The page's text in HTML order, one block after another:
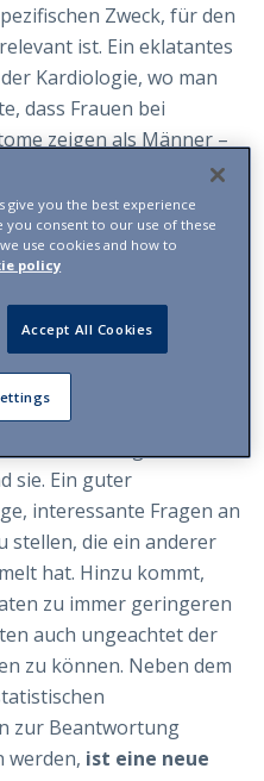
Zweck, für den
ist. Ein eklatantes
Kardiologie, wo man
dass Frauen bei
zeigen als Männer –
Tod entscheidend sein
Tatsache zu tun, dass
zunimmt, in dem
sind. Die Daten
sind aber nicht wie
verwendet, werden
im Gegenteil. Je
sie. Ein guter
interessante Fragen an
stellen, die ein anderer
hat. Hinzu kommt,
zu immer geringeren
auch ungeachtet der
zu können. Neben dem
zur Beantwortung
werden, ist eine neue
give you the best experience
you consent to our use of these
use cookies and how to
policy
Accept All Cookies